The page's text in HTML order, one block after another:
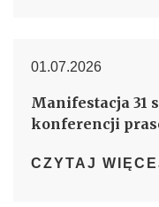
01.07.2026
Manifestacja 31
konferencji
CZYTAJ